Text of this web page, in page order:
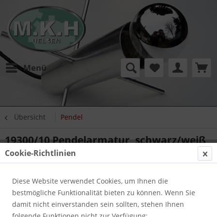
Menü
Übersicht Pendel
19300/10 Pendelarmatur, schwarz/weiß
Cookie-Richtlinien
Diese Website verwendet Cookies, um Ihnen die
bestmögliche Funktionalität bieten zu können. Wenn Sie
damit nicht einverstanden sein sollten, stehen Ihnen